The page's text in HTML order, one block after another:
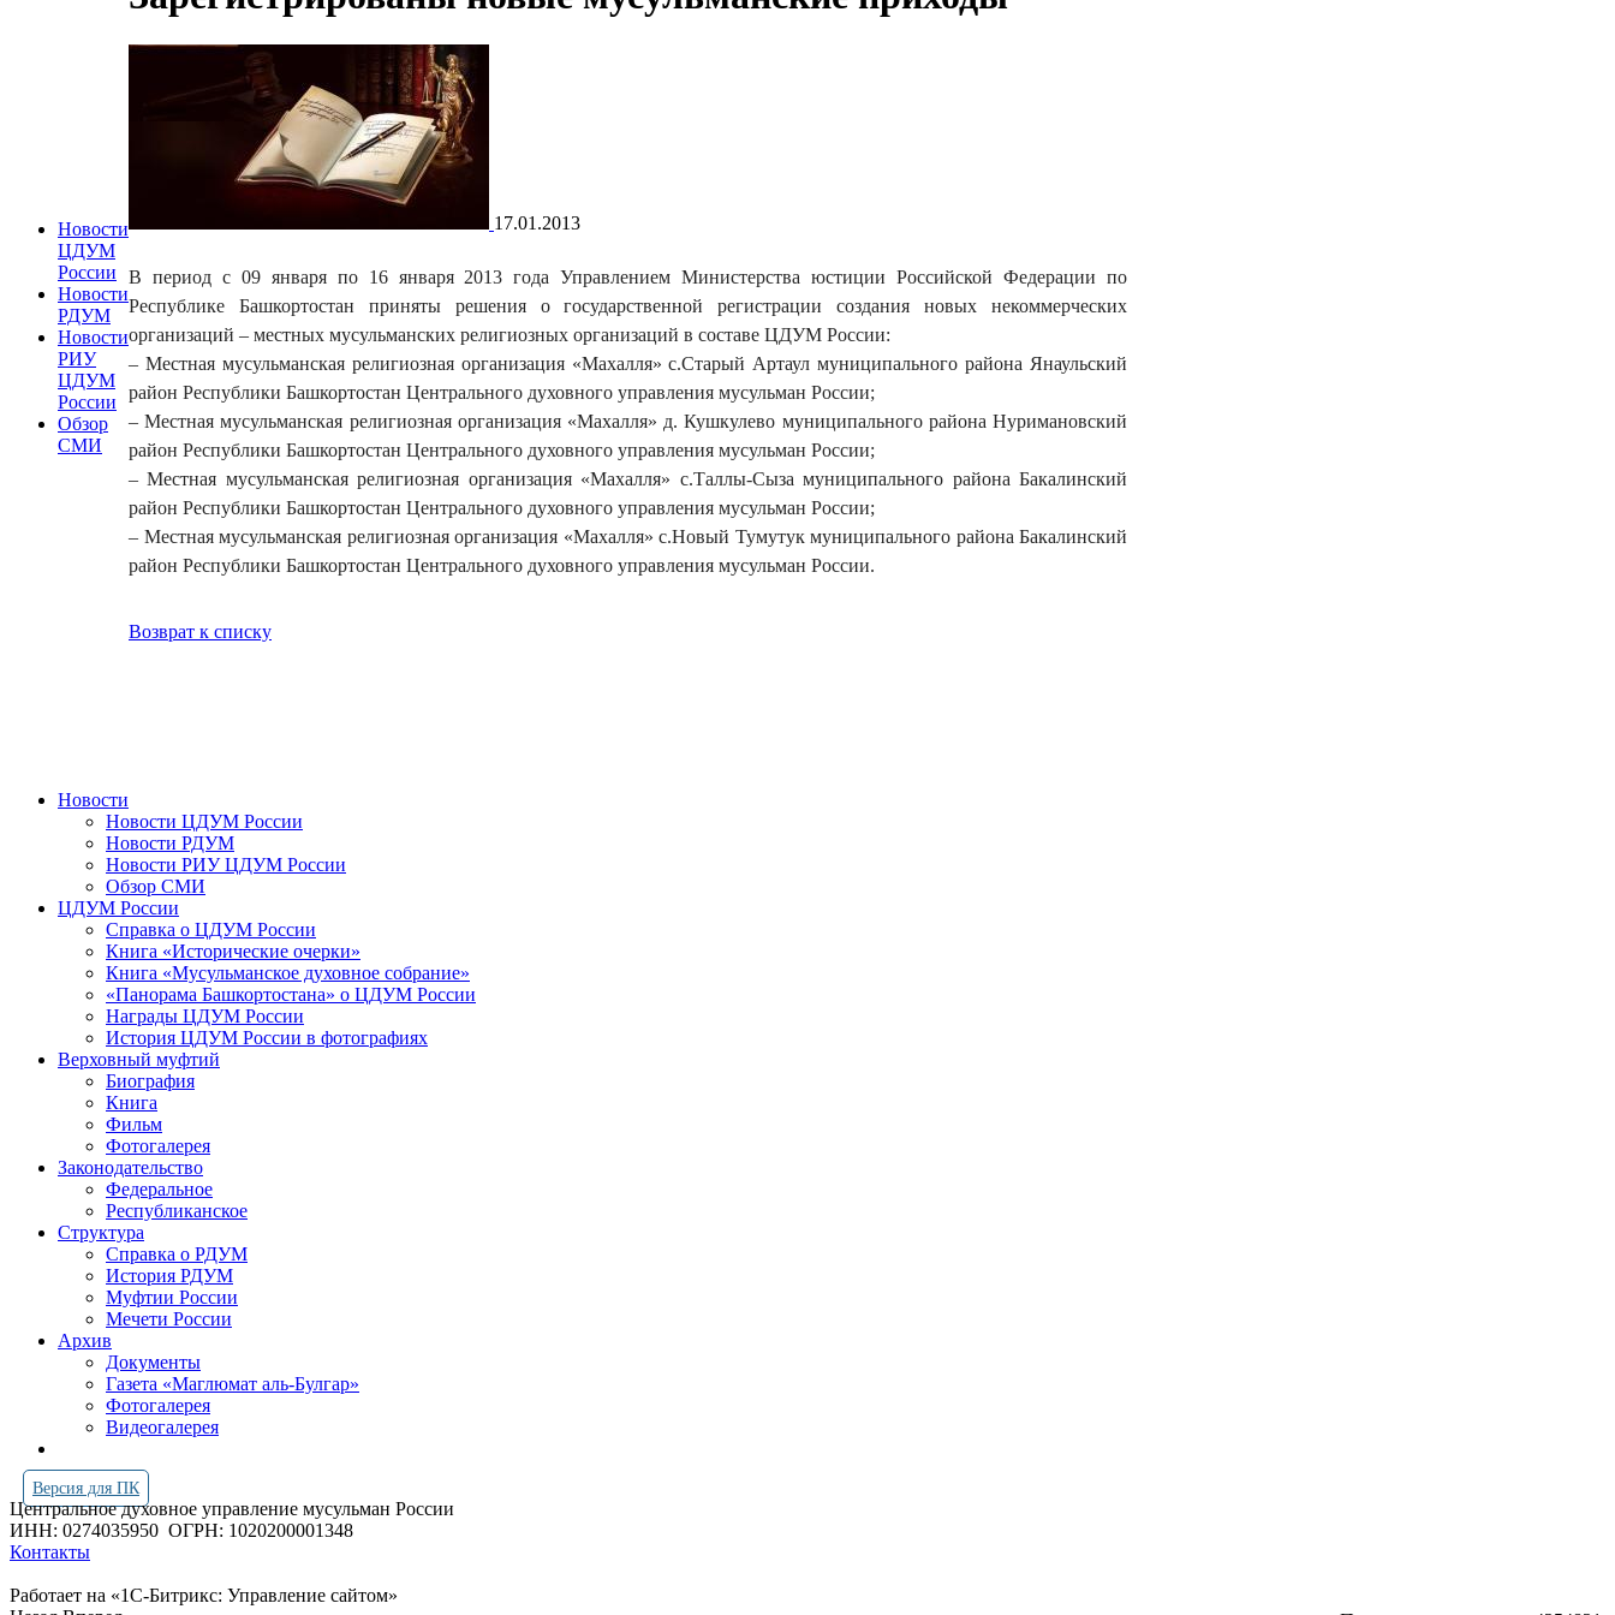
Новости
ЦДУМ
России
Новости
РДУМ
Новости
РИУ
ЦДУМ
России
Обзор
СМИ
17.01.2013
В период с 09 января по 16 января 2013 года Управлением Министерства юстиции Российской Федерации по
Республике Башкортостан приняты решения о государственной регистрации создания новых некоммерческих
организаций – местных мусульманских религиозных организаций в составе ЦДУМ России:
– Местная мусульманская религиозная организация «Махалля» с.Старый Артаул муниципального района Янаульский
район Республики Башкортостан Центрального духовного управления мусульман России;
– Местная мусульманская религиозная организация «Махалля» д. Кушкулево муниципального района Нуримановский
район Республики Башкортостан Центрального духовного управления мусульман России;
– Местная мусульманская религиозная организация «Махалля» с.Таллы-Сыза муниципального района Бакалинский
район Республики Башкортостан Центрального духовного управления мусульман России;
– Местная мусульманская религиозная организация «Махалля» с.Новый Тумутук муниципального района Бакалинский
район Республики Башкортостан Центрального духовного управления мусульман России.
Возврат к списку
Новости
Новости ЦДУМ России
Новости РДУМ
Новости РИУ ЦДУМ России
Обзор СМИ
ЦДУМ России
Справка о ЦДУМ России
Книга «Исторические очерки»
Книга «Мусульманское духовное собрание»
«Панорама Башкортостана» о ЦДУМ России
Награды ЦДУМ России
История ЦДУМ России в фотографиях
Верховный муфтий
Биография
Книга
Фильм
Фотогалерея
Законодательство
Федеральное
Республиканское
Структура
Справка о РДУМ
История РДУМ
Муфтии России
Мечети России
Архив
Документы
Газета «Маглюмат аль-Булгар»
Фотогалерея
Видеогалерея
Версия для ПК
Центральное духовное управление мусульман России
ИНН: 0274035950 ОГРН: 1020200001348
Контакты
Работает на «1С-Битрикс: Управление сайтом»